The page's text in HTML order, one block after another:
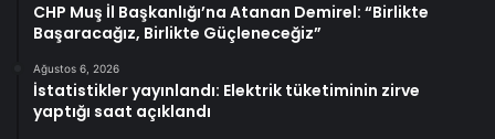
CHP Muş İl Başkanlığı’na Atanan Demirel: “Birlikte
Başaracağız, Birlikte Güçleneceğiz”
Ağustos 6, 2026
İstatistikler yayınlandı: Elektrik tüketiminin zirve
yaptığı saat açıklandı